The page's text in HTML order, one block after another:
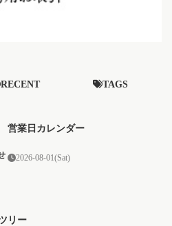
RECENT TAGS
営業日カレンダー
2026-08-01(Sat)
リー